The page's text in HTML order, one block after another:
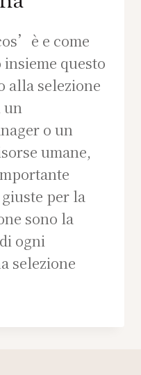
e come
questo
alla selezione
un
o un
umane,
per la
sono la
ogni
selezione